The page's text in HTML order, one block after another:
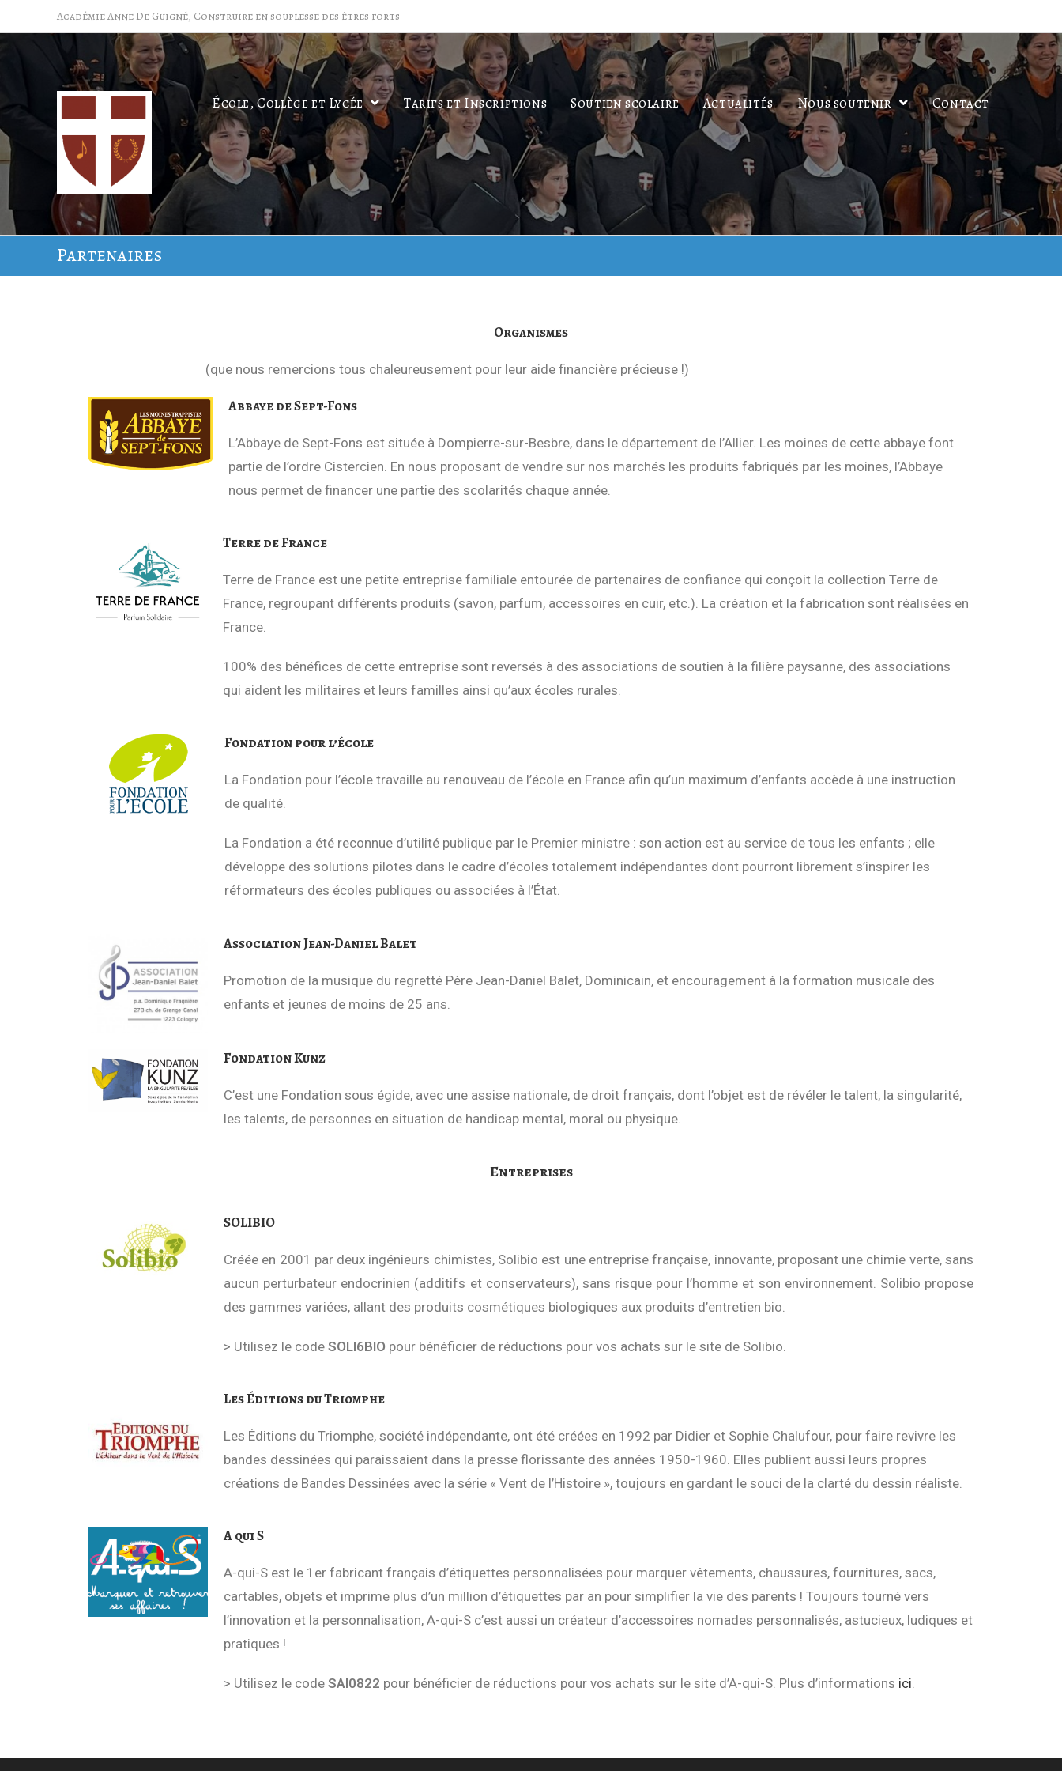
Académie Anne De Guigné, Construire en souplesse des êtres forts
École, Collège et Lycée Tarifs et Inscriptions Soutien scolaire Actualités Nous soutenir Contact
Partenaires
Organismes
(que nous remercions tous chaleureusement pour leur aide financière précieuse !)
Abbaye de Sept-Fons
L’Abbaye de Sept-Fons est située à Dompierre-sur-Besbre, dans le département de l’Allier. Les moines de cette abbaye font
partie de l’ordre Cistercien. En nous proposant de vendre sur nos marchés les produits fabriqués par les moines, l’Abbaye
nous permet de financer une partie des scolarités chaque année.
Terre de France
Terre de France est une petite entreprise familiale entourée de partenaires de confiance qui conçoit la collection Terre de
France, regroupant différents produits (savon, parfum, accessoires en cuir, etc.). La création et la fabrication sont réalisées en
France.
100% des bénéfices de cette entreprise sont reversés à des associations de soutien à la filière paysanne, des associations
qui aident les militaires et leurs familles ainsi qu’aux écoles rurales.
Fondation pour l’école
La Fondation pour l’école travaille au renouveau de l’école en France afin qu’un maximum d’enfants accède à une instruction
de qualité.
La Fondation a été reconnue d’utilité publique par le Premier ministre : son action est au service de tous les enfants ; elle
développe des solutions pilotes dans le cadre d’écoles totalement indépendantes dont pourront librement s’inspirer les
réformateurs des écoles publiques ou associées à l’État.
Association Jean-Daniel Balet
Promotion de la musique du regretté Père Jean-Daniel Balet, Dominicain, et encouragement à la formation musicale des
enfants et jeunes de moins de 25 ans.
Fondation Kunz
C’est une Fondation sous égide, avec une assise nationale, de droit français, dont l’objet est de révéler le talent, la singularité,
les talents, de personnes en situation de handicap mental, moral ou physique.
Entreprises
SOLIBIO
Créée en 2001 par deux ingénieurs chimistes, Solibio est une entreprise française, innovante, proposant une chimie verte, sans
aucun perturbateur endocrinien (additifs et conservateurs), sans risque pour l’homme et son environnement. Solibio propose
des gammes variées, allant des produits cosmétiques biologiques aux produits d’entretien bio.
> Utilisez le code SOLI6BIO pour bénéficier de réductions pour vos achats sur le site de Solibio.
Les Éditions du Triomphe
Les Éditions du Triomphe, société indépendante, ont été créées en 1992 par Didier et Sophie Chalufour, pour faire revivre les
bandes dessinées qui paraissaient dans la presse florissante des années 1950-1960. Elles publient aussi leurs propres
créations de Bandes Dessinées avec la série « Vent de l’Histoire », toujours en gardant le souci de la clarté du dessin réaliste.
A qui S
A-qui-S est le 1er fabricant français d’étiquettes personnalisées pour marquer vêtements, chaussures, fournitures, sacs,
cartables, objets et imprime plus d’un million d’étiquettes par an pour simplifier la vie des parents ! Toujours tourné vers
l’innovation et la personnalisation, A-qui-S c’est aussi un créateur d’accessoires nomades personnalisés, astucieux, ludiques et
pratiques !
> Utilisez le code SAI0822 pour bénéficier de réductions pour vos achats sur le site d’A-qui-S. Plus d’informations ici